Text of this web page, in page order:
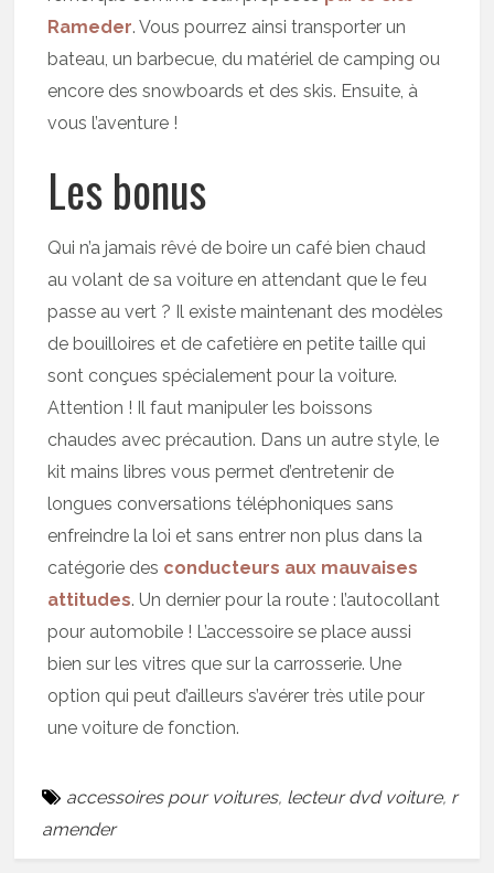
Rameder. Vous pourrez ainsi transporter un
bateau, un barbecue, du matériel de camping ou
encore des snowboards et des skis. Ensuite, à
vous l’aventure !
Les bonus
Qui n’a jamais rêvé de boire un café bien chaud
au volant de sa voiture en attendant que le feu
passe au vert ? Il existe maintenant des modèles
de bouilloires et de cafetière en petite taille qui
sont conçues spécialement pour la voiture.
Attention ! Il faut manipuler les boissons
chaudes avec précaution. Dans un autre style, le
kit mains libres vous permet d’entretenir de
longues conversations téléphoniques sans
enfreindre la loi et sans entrer non plus dans la
catégorie des conducteurs aux mauvaises
attitudes. Un dernier pour la route : l’autocollant
pour automobile ! L’accessoire se place aussi
bien sur les vitres que sur la carrosserie. Une
option qui peut d’ailleurs s’avérer très utile pour
une voiture de fonction.
accessoires pour voitures, lecteur dvd voiture, r
amender